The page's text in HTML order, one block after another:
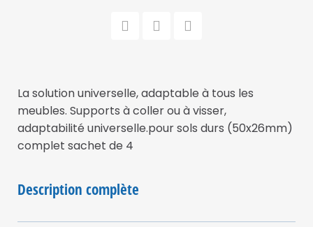
La solution universelle, adaptable à tous les
meubles. Supports à coller ou à visser,
adaptabilité universelle.pour sols durs (50x26mm)
complet sachet de 4
Description complète